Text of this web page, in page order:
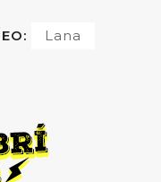
Lana